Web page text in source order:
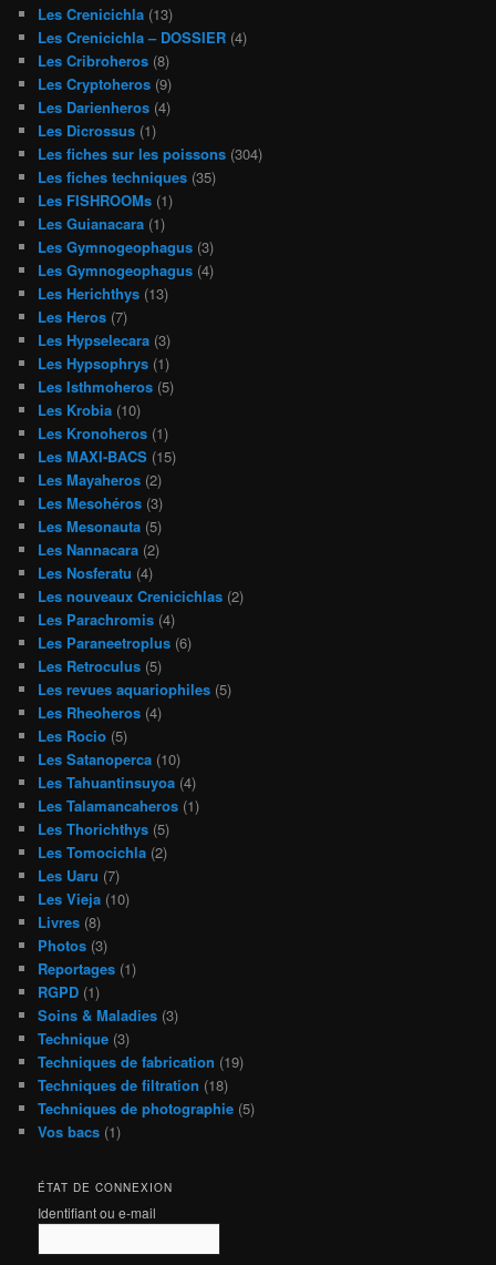
Les Crenicichla (13)
Les Crenicichla – DOSSIER (4)
Les Cribroheros (8)
Les Cryptoheros (9)
Les Darienheros (4)
Les Dicrossus (1)
Les fiches sur les poissons (304)
Les fiches techniques (35)
Les FISHROOMs (1)
Les Guianacara (1)
Les Gymnogeophagus (3)
Les Gymnogeophagus (4)
Les Herichthys (13)
Les Heros (7)
Les Hypselecara (3)
Les Hypsophrys (1)
Les Isthmoheros (5)
Les Krobia (10)
Les Kronoheros (1)
Les MAXI-BACS (15)
Les Mayaheros (2)
Les Mesohéros (3)
Les Mesonauta (5)
Les Nannacara (2)
Les Nosferatu (4)
Les nouveaux Crenicichlas (2)
Les Parachromis (4)
Les Paraneetroplus (6)
Les Retroculus (5)
Les revues aquariophiles (5)
Les Rheoheros (4)
Les Rocio (5)
Les Satanoperca (10)
Les Tahuantinsuyoa (4)
Les Talamancaheros (1)
Les Thorichthys (5)
Les Tomocichla (2)
Les Uaru (7)
Les Vieja (10)
Livres (8)
Photos (3)
Reportages (1)
RGPD (1)
Soins & Maladies (3)
Technique (3)
Techniques de fabrication (19)
Techniques de filtration (18)
Techniques de photographie (5)
Vos bacs (1)
ÉTAT DE CONNEXION
Identifiant ou e-mail